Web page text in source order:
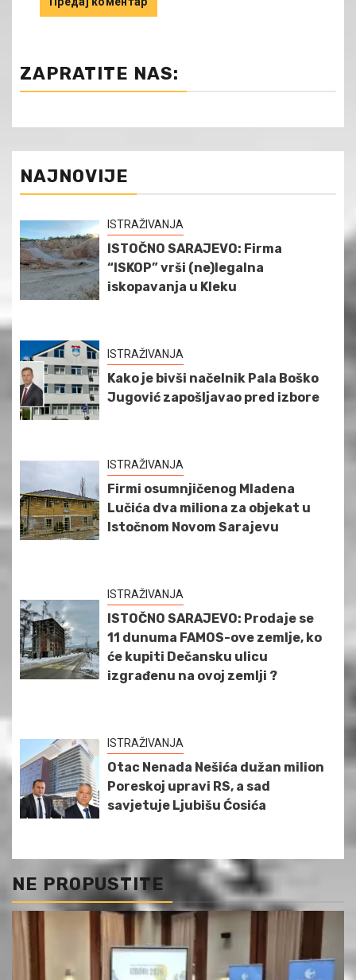
ZAPRATITE NAS:
NAJNOVIJE
ISTRAŽIVANJA
ISTOČNO SARAJEVO: Firma
“ISKOP” vrši (ne)legalna
iskopavanja u Kleku
ISTRAŽIVANJA
Kako je bivši načelnik Pala Boško
Jugović zapošljavao pred izbore
ISTRAŽIVANJA
Firmi osumnjičenog Mladena
Lučića dva miliona za objekat u
Istočnom Novom Sarajevu
ISTRAŽIVANJA
ISTOČNO SARAJEVO: Prodaje se
11 dunuma FAMOS-ove zemlje, ko
će kupiti Dečansku ulicu
izgrađenu na ovoj zemlji ?
ISTRAŽIVANJA
Otac Nenada Nešića dužan milion
Poreskoj upravi RS, a sad
savjetuje Ljubišu Ćosića
NE PROPUSTITE